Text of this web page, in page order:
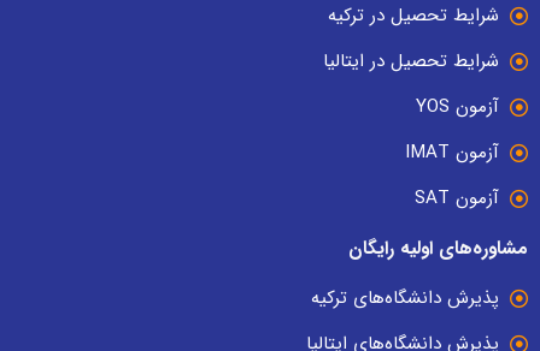
شرایط تحصیل در ترکیه
شرایط تحصیل در ایتالیا
آزمون YOS
آزمون IMAT
آزمون SAT
مشاوره‌های اولیه رایگان
پذیرش دانشگاه‌های ترکیه
پذیرش دانشگاه‌های ایتالیا